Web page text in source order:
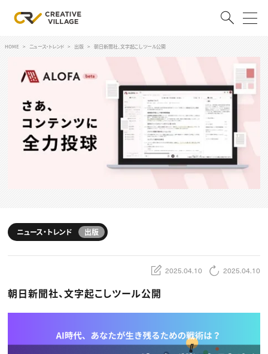
ログイン
RECRUIT
クリエイター求人を探す
CREATIVE JOB求人検索
スキルアップしたい！
スキルアップしたい！ トップ
プログラミング
マーケティング
ディレクション
TOP Creator’s コラム
アプリクリエイター
ゲームクリエイター
映像クリエイター
クリエイターインタビュー
C＆R Magazine
ニュース・トレンド
ニュース・トレンド トップ
Web
HOME ニュース・トレンド 出版 朝日新聞社、文字起こしツール公開
ニュース・トレンド 出版
2025.04.10 2025.04.10
朝日新聞社、文字起こしツール公開